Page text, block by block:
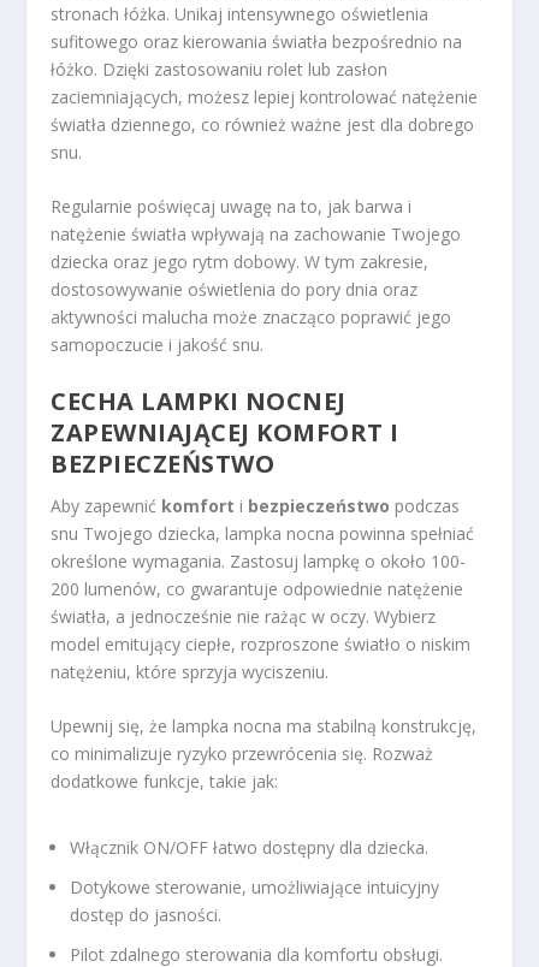
stronach łóżka. Unikaj intensywnego oświetlenia
sufitowego oraz kierowania światła bezpośrednio na
łóżko. Dzięki zastosowaniu rolet lub zasłon
zaciemniających, możesz lepiej kontrolować natężenie
światła dziennego, co również ważne jest dla dobrego
snu.
Regularnie poświęcaj uwagę na to, jak barwa i
natężenie światła wpływają na zachowanie Twojego
dziecka oraz jego rytm dobowy. W tym zakresie,
dostosowywanie oświetlenia do pory dnia oraz
aktywności malucha może znacząco poprawić jego
samopoczucie i jakość snu.
CECHA LAMPKI NOCNEJ
ZAPEWNIAJĄCEJ KOMFORT I
BEZPIECZEŃSTWO
Aby zapewnić komfort i bezpieczeństwo podczas
snu Twojego dziecka, lampka nocna powinna spełniać
określone wymagania. Zastosuj lampkę o około 100-
200 lumenów, co gwarantuje odpowiednie natężenie
światła, a jednocześnie nie rażąc w oczy. Wybierz
model emitujący ciepłe, rozproszone światło o niskim
natężeniu, które sprzyja wyciszeniu.
Upewnij się, że lampka nocna ma stabilną konstrukcję,
co minimalizuje ryzyko przewrócenia się. Rozważ
dodatkowe funkcje, takie jak:
Włącznik ON/OFF łatwo dostępny dla dziecka.
Dotykowe sterowanie, umożliwiające intuicyjny
dostęp do jasności.
Pilot zdalnego sterowania dla komfortu obsługi.